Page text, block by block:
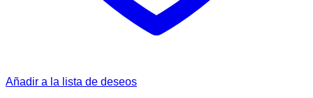
Añadir a la lista de deseos